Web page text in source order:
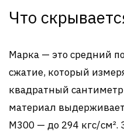
Что
Марка — это средний
сжатие, который
квадратный
материал выдерживает
М300 — до 294 кгс/см².